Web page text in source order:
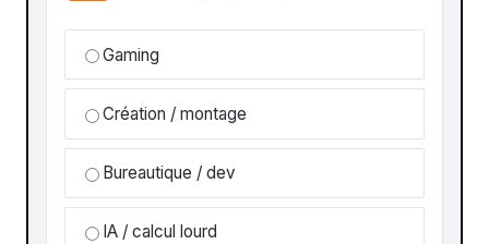
Gaming
Création / montage
Bureautique / dev
IA / calcul lourd